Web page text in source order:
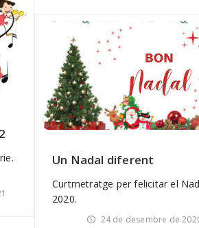
Un Nadal diferent
Curtmetratge per felicitar el
2020.
24 de desembre de